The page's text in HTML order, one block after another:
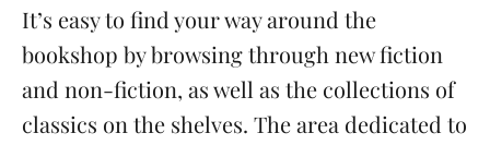
It’s easy to find your way around the
bookshop by browsing through new fiction
and non-fiction, as well as the collections of
classics on the shelves. The area dedicated to